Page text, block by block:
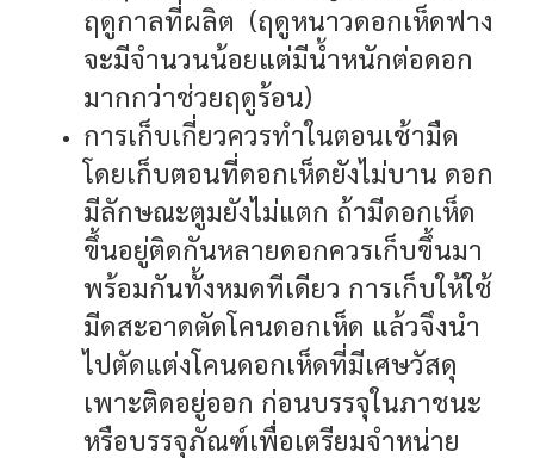
ฤดูกาลที่ผลิต (ฤดูหนาวดอกเห็ดฟาง
จะมีจำนวนน้อยแต่มีน้ำหนักต่อดอก
มากกว่าช่วยฤดูร้อน)
การเก็บเกี่ยวควรทำในตอนเช้ามืด
โดยเก็บตอนที่ดอกเห็ดยังไม่บาน ดอก
มีลักษณะตูมยังไม่แตก ถ้ามีดอกเห็ด
ขึ้นอยู่ติดกันหลายดอกควรเก็บขึ้นมา
พร้อมกันทั้งหมดทีเดียว การเก็บให้ใช้
มีดสะอาดตัดโคนดอกเห็ด แล้วจึงนำ
ไปตัดแต่งโคนดอกเห็ดที่มีเศษวัสดุ
เพาะติดอยู่ออก ก่อนบรรจุในภาชนะ
หรือบรรจุภัณฑ์เพื่อเตรียมจำหน่าย